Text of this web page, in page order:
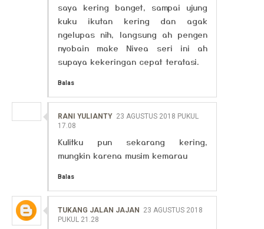
saya kering banget, sampai ujung
kuku ikutan kering dan agak
ngelupas nih, langsung ah pengen
nyobain make Nivea seri ini ah
supaya kekeringan cepat teratasi.
Balas
RANI YULIANTY 23 AGUSTUS 2018 PUKUL
17.08
Kulitku pun sekarang kering,
mungkin karena musim kemarau
Balas
TUKANG JALAN JAJAN 23 AGUSTUS 2018
PUKUL 21.28